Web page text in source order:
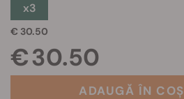
x3
€ 30.50
€ 30.50
ADAUGĂ ÎN COȘ